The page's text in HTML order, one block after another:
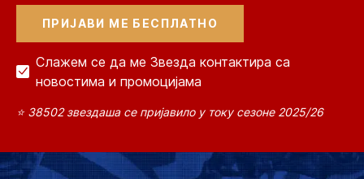
Слажем се да ме Звезда контактира са
новостима и промоцијама
⭐ 38502 звездаша се пријавило у току сезоне 2025/26